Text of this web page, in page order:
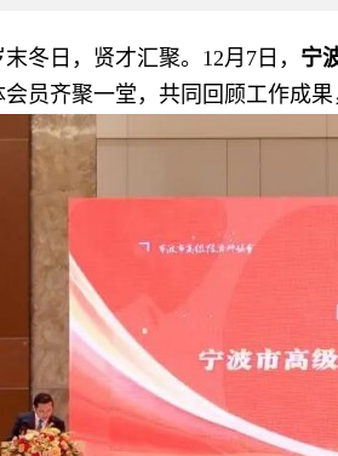
末冬日，贤才汇聚。12月7日， 宁
会员齐聚一堂，共同回顾工作成果